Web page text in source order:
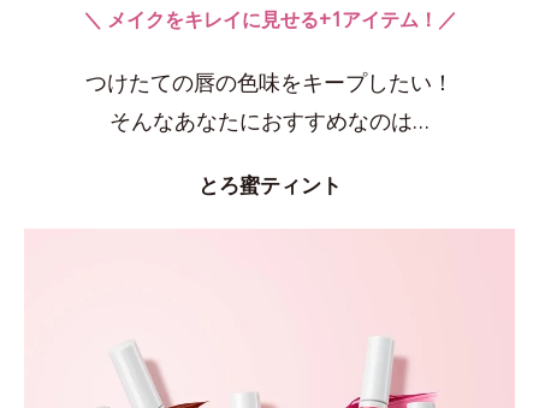
＼ メイクをキレイに見せる+1アイテム！／
つけたての唇の色味をキープしたい！
そんなあなたにおすすめなのは…
とろ蜜ティント